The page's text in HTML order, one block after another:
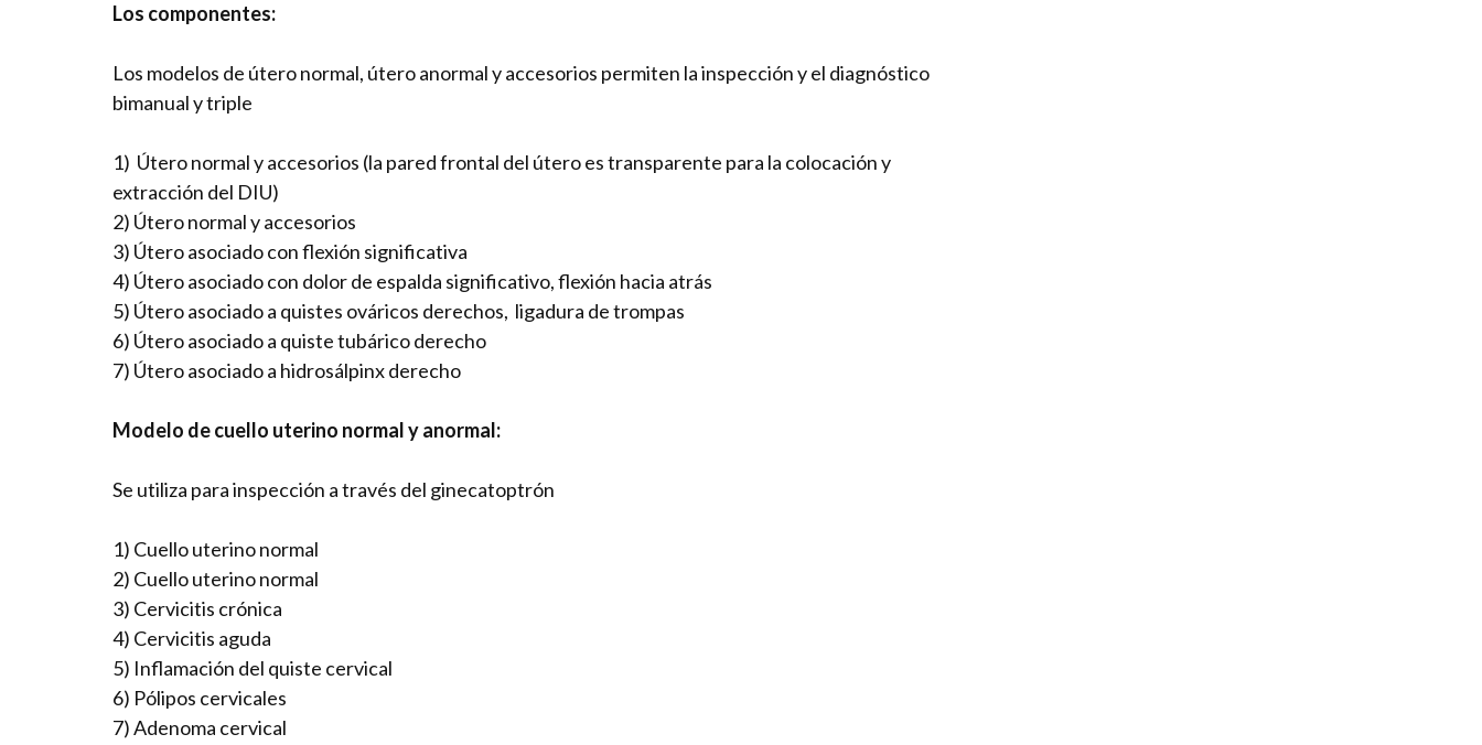
Los componentes:
Los modelos de útero normal, útero anormal y accesorios permiten la inspección y el diagnóstico
bimanual y triple
1) Útero normal y accesorios (la pared frontal del útero es transparente para la colocación y
extracción del DIU)
2) Útero normal y accesorios
3) Útero asociado con flexión significativa
4) Útero asociado con dolor de espalda significativo, flexión hacia atrás
5) Útero asociado a quistes ováricos derechos, ligadura de trompas
6) Útero asociado a quiste tubárico derecho
7) Útero asociado a hidrosálpinx derecho
Modelo de cuello uterino normal y anormal:
Se utiliza para inspección a través del ginecatoptrón
1) Cuello uterino normal
2) Cuello uterino normal
3) Cervicitis crónica
4) Cervicitis aguda
5) Inflamación del quiste cervical
6) Pólipos cervicales
7) Adenoma cervical